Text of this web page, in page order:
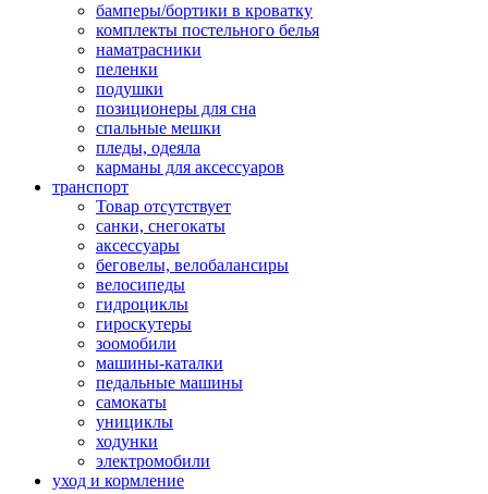
бамперы/бортики в кроватку
комплекты постельного белья
наматрасники
пеленки
подушки
позиционеры для сна
спальные мешки
пледы, одеяла
карманы для аксеcсуаров
транспорт
Товар отсутствует
санки, снегокаты
аксессуары
беговелы, велобалансиры
велосипеды
гидроциклы
гироскутеры
зоомобили
машины-каталки
педальные машины
самокаты
унициклы
ходунки
электромобили
уход и кормление